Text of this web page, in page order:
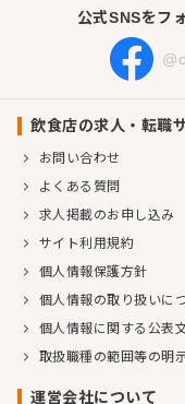
業種／業態
洋食全般、
飲食店経営
福祉事業
代表者 代表取締役
事業所
東京都千代
号
公式SNSをフ
飲食店の求人・転職
お問い合わせ
よくある質問
求人掲載のお申し込み
サイト利用規約
個人情報保護方針
個人情報の取り扱いに
個人情報に関する公表
取扱職種の範囲等の明
運営会社について